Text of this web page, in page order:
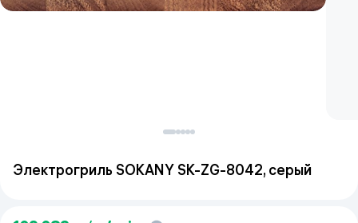
Электрогриль SOKANY SK-ZG-8042, серый